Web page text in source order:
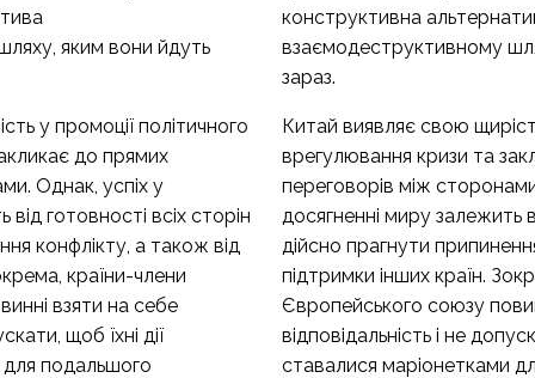
яким вони йдуть
у промоції політичного
до прямих
Однак, успіх у
готовності всіх сторін
конфлікту, а також від
країни-члени
взяти на себе
щоб їхні дії
подальшого
конструктивна
взаємодеструктивному
зараз.
Китай виявляє свою
врегулювання кризи та
переговорів між
досягненні миру залежить
дійсно прагнути
підтримки інших країн.
Європейського союзу
відповідальність і не
ставалися маріонетками